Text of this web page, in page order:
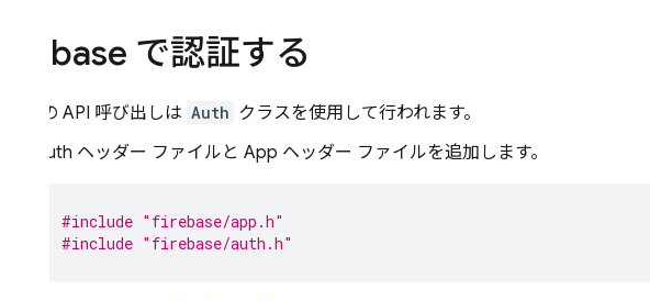
Firebase で認証する
すべての API 呼び出しは Auth クラスを使用して行われます。
Auth ヘッダー ファイルと App ヘッダー ファイルを追加します。
#include "firebase/app.h"
#include "firebase/auth.h"